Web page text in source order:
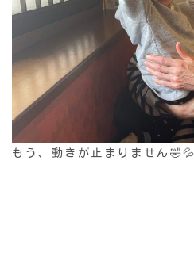
もう、動きが止まりません🤣💦